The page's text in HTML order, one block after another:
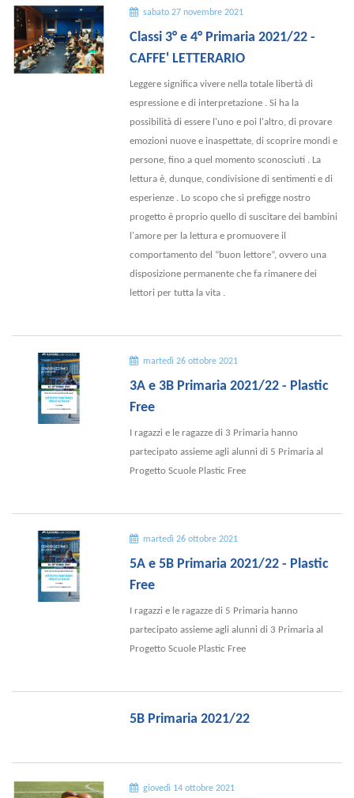
sabato 27 novembre 2021
Classi 3° e 4° Primaria 2021/22 -
CAFFE' LETTERARIO
Leggere significa vivere nella totale libertà di
espressione e di interpretazione . Si ha la
possibilità di essere l'uno e poi l'altro, di provare
emozioni nuove e inaspettate, di scoprire mondi e
persone, fino a quel momento sconosciuti . La
lettura è, dunque, condivisione di sentimenti e di
esperienze . Lo scopo che si prefigge nostro
progetto è proprio quello di suscitare dei bambini
l'amore per la lettura e promuovere il
comportamento del “buon lettore”, ovvero una
disposizione permanente che fa rimanere dei
lettori per tutta la vita .
martedì 26 ottobre 2021
3A e 3B Primaria 2021/22 - Plastic
Free
I ragazzi e le ragazze di 3 Primaria hanno
partecipato assieme agli alunni di 5 Primaria al
Progetto Scuole Plastic Free
martedì 26 ottobre 2021
5A e 5B Primaria 2021/22 - Plastic
Free
I ragazzi e le ragazze di 5 Primaria hanno
partecipato assieme agli alunni di 3 Primaria al
Progetto Scuole Plastic Free
5B Primaria 2021/22
giovedì 14 ottobre 2021